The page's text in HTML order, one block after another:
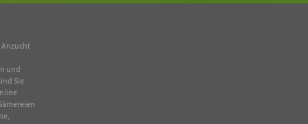
Anzucht
und
Sie